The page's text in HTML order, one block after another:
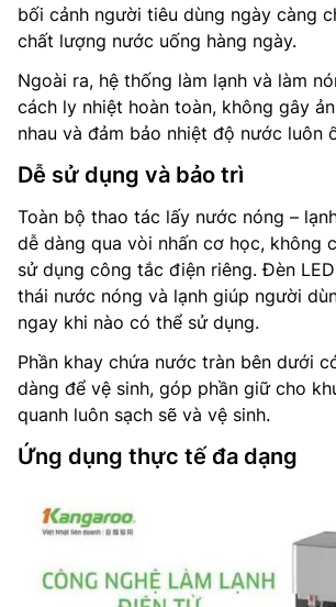
bối cảnh người tiêu dùng ngày càng
chất lượng nước uống hàng ngày.
Ngoài ra, hệ thống làm lạnh và làm
cách ly nhiệt hoàn toàn, không gây
nhau và đảm bảo nhiệt độ nước luôn
Dễ sử dụng và bảo trì
Toàn bộ thao tác lấy nước nóng –
dễ dàng qua vòi nhấn cơ học, không
sử dụng công tắc điện riêng. Đèn
thái nước nóng và lạnh giúp người
ngay khi nào có thể sử dụng.
Phần khay chứa nước tràn bên dưới
dàng để vệ sinh, góp phần giữ cho
quanh luôn sạch sẽ và vệ sinh.
Ứng dụng thực tế đa dạng